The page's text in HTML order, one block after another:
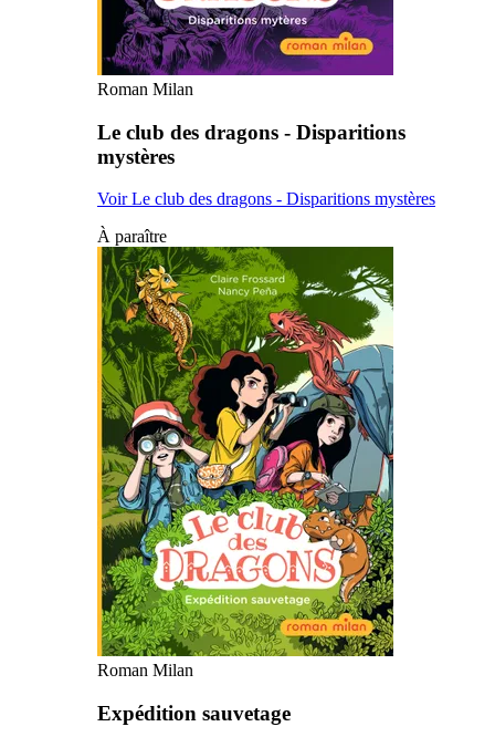
Roman Milan
Le club des dragons - Disparitions
mystères
Voir Le club des dragons - Disparitions mystères
À paraître
Roman Milan
Expédition sauvetage